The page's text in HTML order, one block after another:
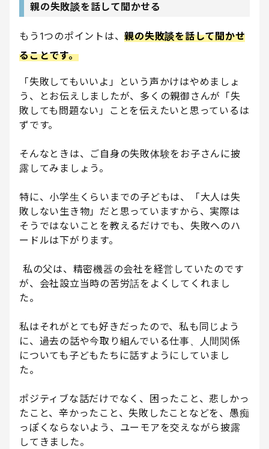
親の失敗談を話して聞かせる
もう1つのポイントは、親の失敗談を話して聞かせ
ることです。
「失敗してもいいよ」という声かけはやめましょ
う、とお伝えしましたが、多くの親御さんが「失
敗しても問題ない」ことを伝えたいと思っているは
ずです。
そんなときは、ご自身の失敗体験をお子さんに披
露してみましょう。
特に、小学生くらいまでの子どもは、「大人は失
敗しない生き物」だと思っていますから、実際は
そうではないことを教えるだけでも、失敗へのハ
ードルは下がります。
私の父は、精密機器の会社を経営していたのです
が、会社設立当時の苦労話をよくしてくれまし
た。
私はそれがとても好きだったので、私も同じよう
に、過去の話や今取り組んでいる仕事、人間関係
についても子どもたちに話すようにしていまし
た。
ポジティブな話だけでなく、困ったこと、悲しかっ
たこと、辛かったこと、失敗したことなどを、愚痴
っぽくならないよう、ユーモアを交えながら披露
してきました。